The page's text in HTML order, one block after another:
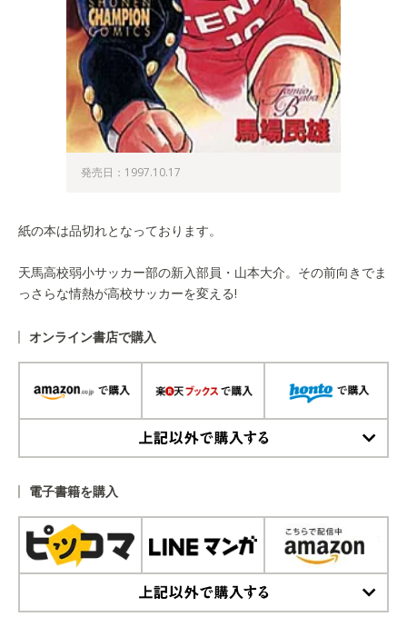
発売日：1997.10.17
紙の本は品切れとなっております。
天馬高校弱小サッカー部の新入部員・山本大介。その前向きでま
っさらな情熱が高校サッカーを変える!
オンライン書店で購入
電子書籍を購入